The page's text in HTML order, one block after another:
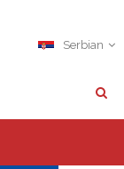
Serbian